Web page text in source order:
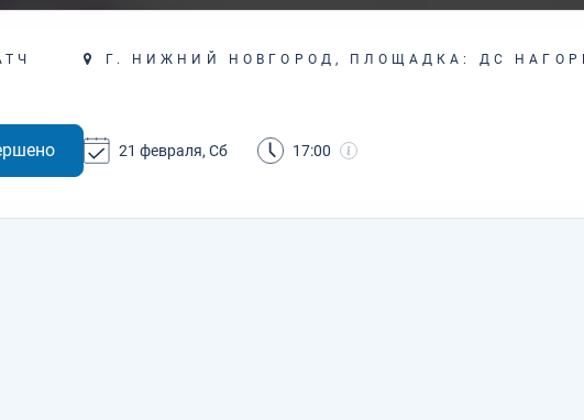
Г. НИЖНИЙ НОВГОРОД, ПЛОЩАДКА: ДС
21 февраля, Сб 17:00